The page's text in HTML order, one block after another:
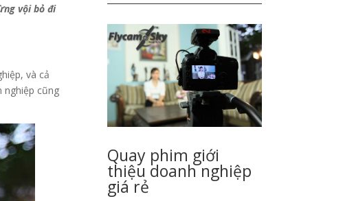
vội bỏ đi
và cả
nghiệp cũng
Quay phim giới
thiệu doanh nghiệp
giá rẻ